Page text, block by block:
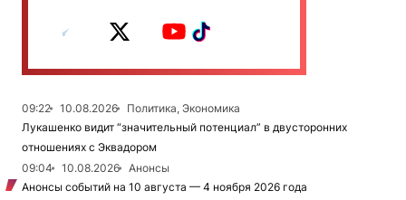
09:22 10.08.2026
Политика, Экономика
Лукашенко видит “значительный потенциал” в двусторонних
отношениях с Эквадором
09:04
10.08.2026
Анонсы
Анонсы событий на 10 августа — 4 ноября 2026 года